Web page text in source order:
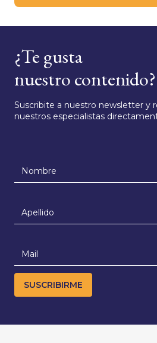
¿Te gusta
nuestro contenido?
Suscribite a nuestro newsletter y
nuestros especialistas